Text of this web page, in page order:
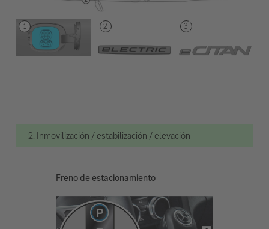
2. Inmovilización / estabilización / elevación
Freno de estacionamiento